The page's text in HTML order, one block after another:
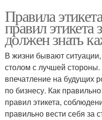
Правила
правил этикета
должен знать
В жизни бывают ситуации,
столом с лучшей
впечатление на будущих
по бизнесу. Как
правил этикета,
правильно вести себя за